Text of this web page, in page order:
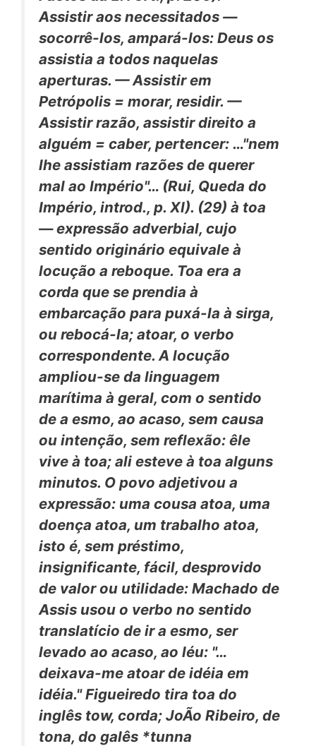
Assistir aos necessitados —
socorrê-los, ampará-los: Deus os
assistia a todos naquelas
aperturas. —Assistir em
Petrópolis = morar, residir. —
Assistir razão, assistir direito a
alguém = caber, pertencer: …"nem
lhe assistiam razões de querer
mal ao Império"… (Rui, Queda do
Império, introd., p. XI). (29) à toa
— expressão adverbial, cujo
sentido originário equivale à
locução a reboque. Toa era a
corda que se prendia à
embarcação para puxá-la à sirga,
ou rebocá-la; atoar, o verbo
correspondente. A locução
ampliou-se da linguagem
marítima à geral, com o sentido
de a esmo, ao acaso, sem causa
ou intenção, sem reflexão: êle
vive à toa; ali esteve à toa alguns
minutos. O povo adjetivou a
expressão: uma cousa atoa, uma
doença atoa, um trabalho atoa,
isto é, sem préstimo,
insignificante, fácil, desprovido
de valor ou utilidade: Machado de
Assis usou o verbo no sentido
translatício de ir a esmo, ser
levado ao acaso, ao léu: "…
deixava-me atoarde idéia em
idéia." Figueiredo tira toa do
inglês tow, corda; JoÃo Ribeiro, de
tona, do galês *tunna